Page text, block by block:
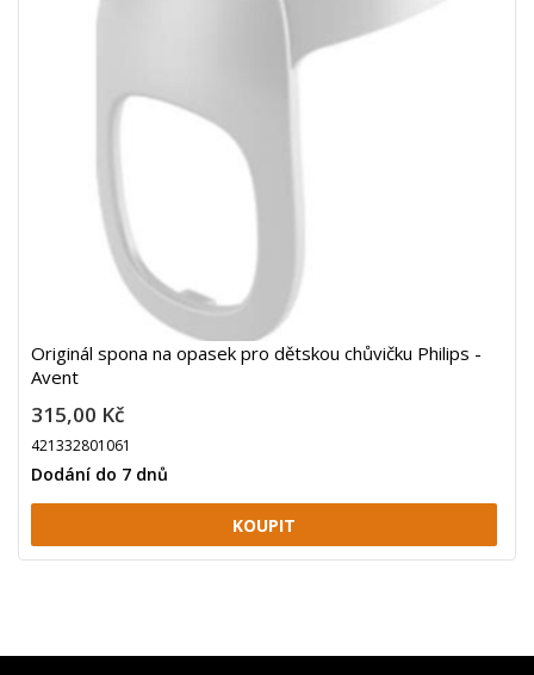
Originál spona na opasek pro dětskou chůvičku Philips -
Avent
315,00 Kč
421332801061
Dodání do 7 dnů